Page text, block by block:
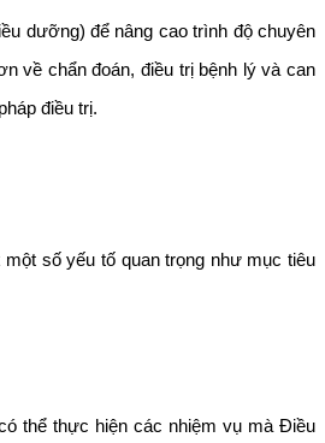
dưỡng) để nâng cao trình độ chuyên
về chẩn đoán, điều trị bệnh lý và can
điều trị.
số yếu tố quan trọng như mục tiêu
thể thực hiện các nhiệm vụ mà Điều